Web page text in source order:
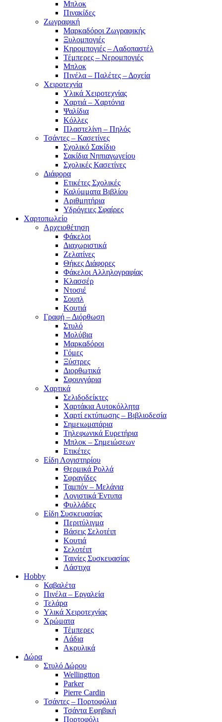
Μπλοκ
Πινακίδες
Ζωγραφική
Μαρκαδόροι Ζωγραφικής
Ξυλομπογιές
Κηρομπογιές – Λαδοπαστέλ
Τέμπερες – Νερομπογιές
Μπλοκ
Πινέλα – Παλέτες – Δοχεία
Χειροτεχνία
Υλικά Χειροτεχνίας
Χαρτιά – Χαρτόνια
Ψαλίδια
Κόλλες
Πλαστελίνη – Πηλός
Τσάντες – Κασετίνες
Σχολικό Σακίδιο
Σακίδια Νηπιαγωγείου
Σχολικές Κασετίνες
Διάφορα
Ετικέτες Σχολικές
Καλύμματα Βιβλίου
Αριθμητήρια
Υδρόγειες Σφαίρες
Χαρτοπωλείο
Αρχειοθέτηση
Φάκελοι
Διαχωριστικά
Ζελατίνες
Θήκες Διάφορες
Φάκελοι Αλληλογραφίας
Κλασσέρ
Ντοσιέ
Σουπλ
Κουτιά
Γραφή – Διόρθωση
Στυλό
Μολύβια
Μαρκαδόροι
Γόμες
Ξύστρες
Διορθωτικά
Σφουγγάρια
Χαρτικά
Σελιδοδείκτες
Χαρτάκια Αυτοκόλλητα
Χαρτί εκτύπωσης – Βιβλιοδεσία
Σημειωματάρια
Τηλεφωνικά Ευρετήρια
Μπλοκ – Σημειώσεων
Ετικέτες
Είδη Λογιστηρίου
Θερμικά Ρολλά
Σφραγίδες
Ταμπόν – Μελάνια
Λογιστικά Έντυπα
Φυλλάδες
Είδη Συσκευασίας
Περιτύλιγμα
Βάσεις Σελοτέιπ
Κουτιά
Σελοτέιπ
Ταινίες Συσκευασίας
Λάστιχα
Hobby
Καβαλέτα
Πινέλα – Εργαλεία
Τελάρα
Υλικά Χειροτεχνίας
Χρώματα
Τέμπερες
Λάδια
Ακρυλικά
Δώρα
Στυλό Δώρου
Wellingtton
Parker
Pierre Cardin
Τσάντες – Πορτοφόλια
Τσάντα Εφηβική
Πορτοφόλι